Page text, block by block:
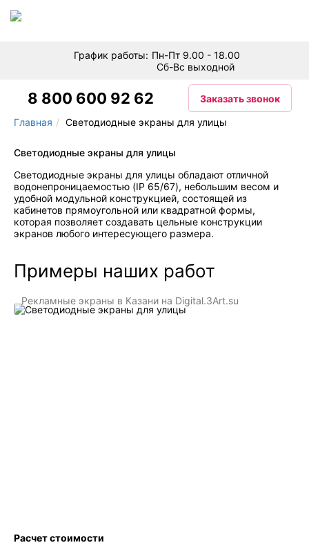
ПРОИЗВОДИМ ЭКРАНЫ, ПРИВЛЕКАЮЩИЕ ВНИМАНИЕ!
8 800 600 92 62 Заказать звонок
График работы: Пн-Пт 9.00 - 18.00
Сб-Вс выходной
Главная Светодиодные экраны для улицы
Светодиодные экраны для улицы
Светодиодные экраны для улицы обладают отличной
водонепроницаемостью (IP 65/67), небольшим весом и
удобной модульной конструкцией, состоящей из
кабинетов прямоугольной или квадратной формы,
которая позволяет создавать цельные конструкции
экранов любого интересующего размера.
Примеры наших работ
Расчет стоимости